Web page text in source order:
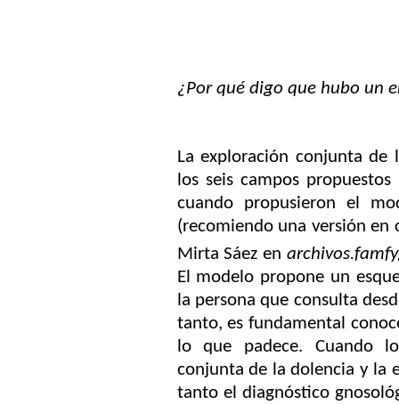
¿Por qué digo que hubo un
La exploración conjunta de
los seis campos
cuando propusieron el
(recomiendo una versión en
Mirta Sáez en
El modelo propone un
la persona que consulta
tanto, es fundamental
lo que padece. Cuando
conjunta de la dolencia y la
tanto el diagnóstico